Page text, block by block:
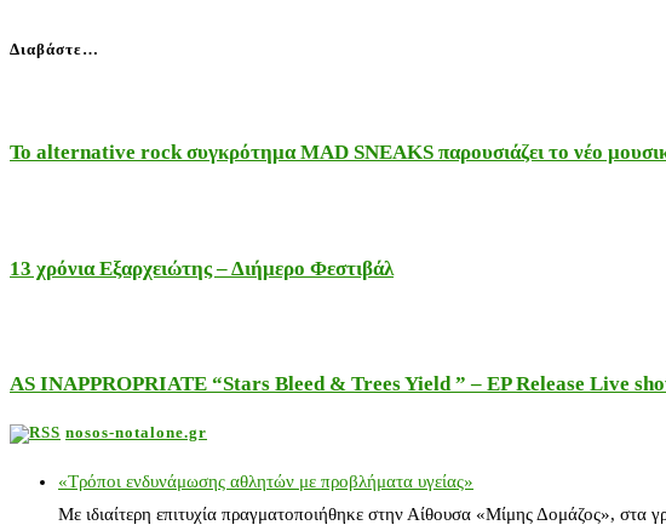
Διαβάστε…
Το alternative rock συγκρότημα MAD SNEAKS παρουσιάζει το νέο
13 χρόνια Εξαρχειώτης – Διήμερο Φεστιβάλ
AS INAPPROPRIATE “Stars Bleed & Trees Yield ” – EP Release Live
nosos-notalone.gr
«Τρόποι ενδυνάμωσης αθλητών με προβλήματα υγείας»
Με ιδιαίτερη επιτυχία πραγματοποιήθηκε στην Αίθουσα «Μίμης Δομάζος»,